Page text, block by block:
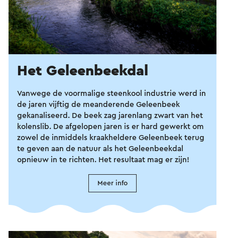
Het Geleenbeekdal
Vanwege de voormalige steenkool industrie werd in
de jaren vijftig de meanderende Geleenbeek
gekanaliseerd. De beek zag jarenlang zwart van het
kolenslib. De afgelopen jaren is er hard gewerkt om
zowel de inmiddels kraakheldere Geleenbeek terug
te geven aan de natuur als het Geleenbeekdal
opnieuw in te richten. Het resultaat mag er zijn!
Meer info